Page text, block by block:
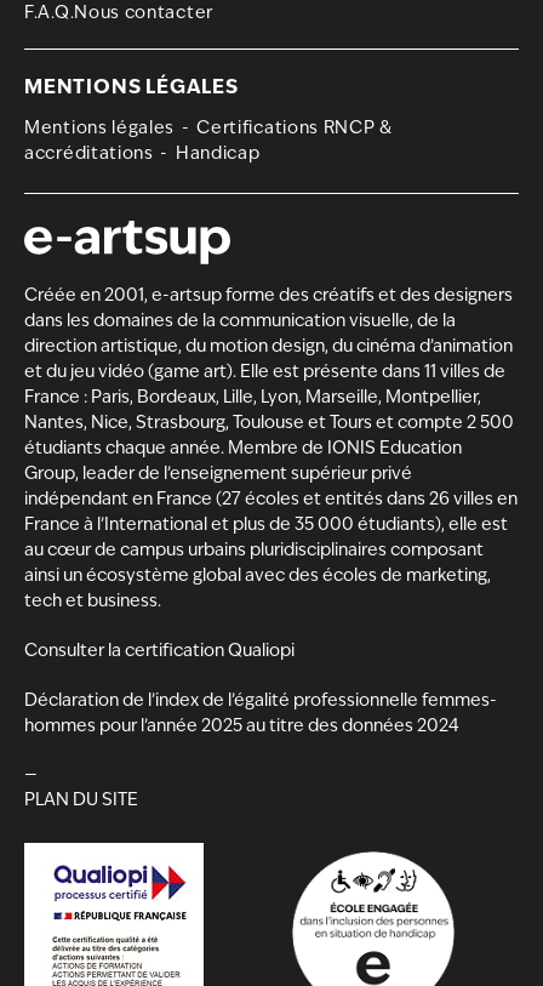
F.A.Q.Nous contacter
MENTIONS LÉGALES
Mentions légales
Certifications RNCP &
accréditations
Handicap
Créée en 2001, e-artsup forme des créatifs et des designers
dans les domaines de la communication visuelle, de la
direction artistique, du motion design, ducinéma d’animation
et du jeu vidéo (game art). Elle est présente dans 11 villes de
France : Paris, Bordeaux, Lille, Lyon, Marseille, Montpellier,
Nantes, Nice, Strasbourg, Toulouse etTourset compte 2 500
étudiants chaque année. Membre de IONIS Education
Group, leader de l’enseignement supérieur privé
indépendant en France (27 écoles et entités dans 26 villes en
France à l’International et plus de 35 000 étudiants), elle est
au cœur de campus urbains pluridisciplinaires composant
ainsi un écosystème global avec des écoles de marketing,
tech et business.
Consulter la certification Qualiopi
Déclaration de l’index de l’égalité professionnelle femmes-
hommes pour l’année 2025 au titre des données 2024
—
PLAN DU SITE